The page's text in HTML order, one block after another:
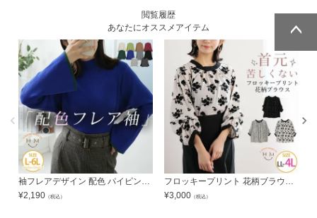
閲覧履歴
あなたにオススメアイテム
袖フレアデザイン 配色 パイピング ニット | 大きいサイズの通販ならハッピーマリリン
¥2,190 （税込）
フロッキープリント 花柄ブラウス | 大きいサイズの通販ならハッピーマリリン
¥3,000 （税込）
ページトッ
プへ
ページトッ
プへ